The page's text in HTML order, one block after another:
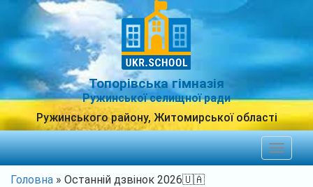
Топорівська гімназія
Ружинської селищної ради
Ружинського району, Житомирської області
Toggle
Головна » Останній дзвінок 2026🇺🇦